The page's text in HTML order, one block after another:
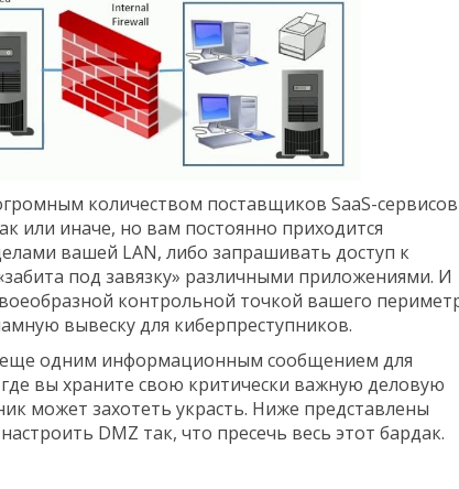
количеством поставщиков SaaS-сервисов
или иначе, но вам постоянно приходится
вашей LAN, либо запрашивать доступ к
под завязку» различными приложениями. И
контрольной точкой вашего
вывеску для киберпреступников.
еще одним информационным сообщением для
вы храните свою критически важную деловую
может захотеть украсть. Ниже представлены
DMZ так, что пресечь весь этот бардак.